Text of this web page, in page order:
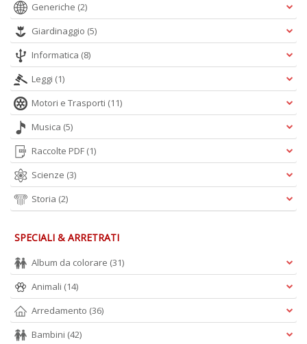
Generiche (2)
Giardinaggio (5)
Informatica (8)
Leggi (1)
Motori e Trasporti (11)
Musica (5)
Raccolte PDF (1)
Scienze (3)
Storia (2)
SPECIALI & ARRETRATI
Album da colorare (31)
Animali (14)
Arredamento (36)
Bambini (42)